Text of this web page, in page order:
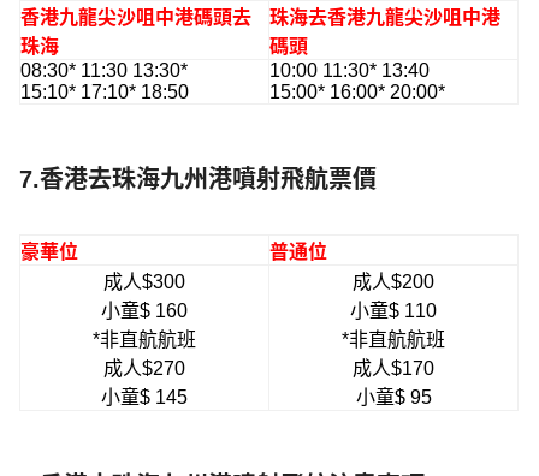
香港九龍尖沙咀中港碼頭去
珠海
珠海去香港九龍尖沙咀中港
碼頭
08:30* 11:30 13:30*
15:10* 17:10* 18:50
10:00 11:30* 13:40
15:00* 16:00* 20:00*
7.香港去珠海九州港噴射飛航票價
豪華位
普通位
成人$300
小童$ 160
*非直航航班
成人$270
小童$ 145
成人$200
小童$ 110
*非直航航班
成人$170
小童$ 95